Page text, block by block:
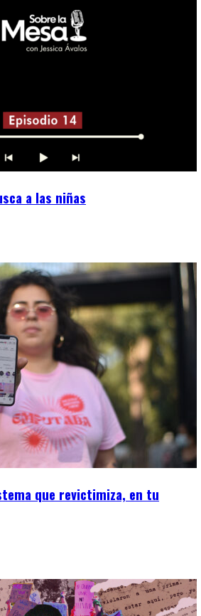
a las niñas
que revictimiza, en tu